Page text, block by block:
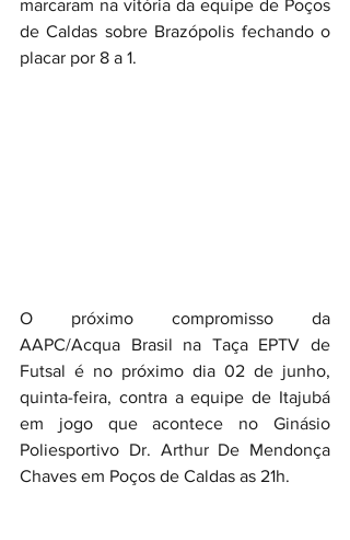
marcaram na vitória da equipe de Poços
de Caldas sobre Brazópolis fechando o
placar por 8 a 1.
O próximo compromisso da
AAPC/Acqua Brasil na Taça EPTV de
Futsal é no próximo dia 02 de junho,
quinta-feira, contra a equipe de Itajubá
em jogo que acontece no Ginásio
Poliesportivo Dr. Arthur De Mendonça
Chaves em Poços de Caldas as 21h.